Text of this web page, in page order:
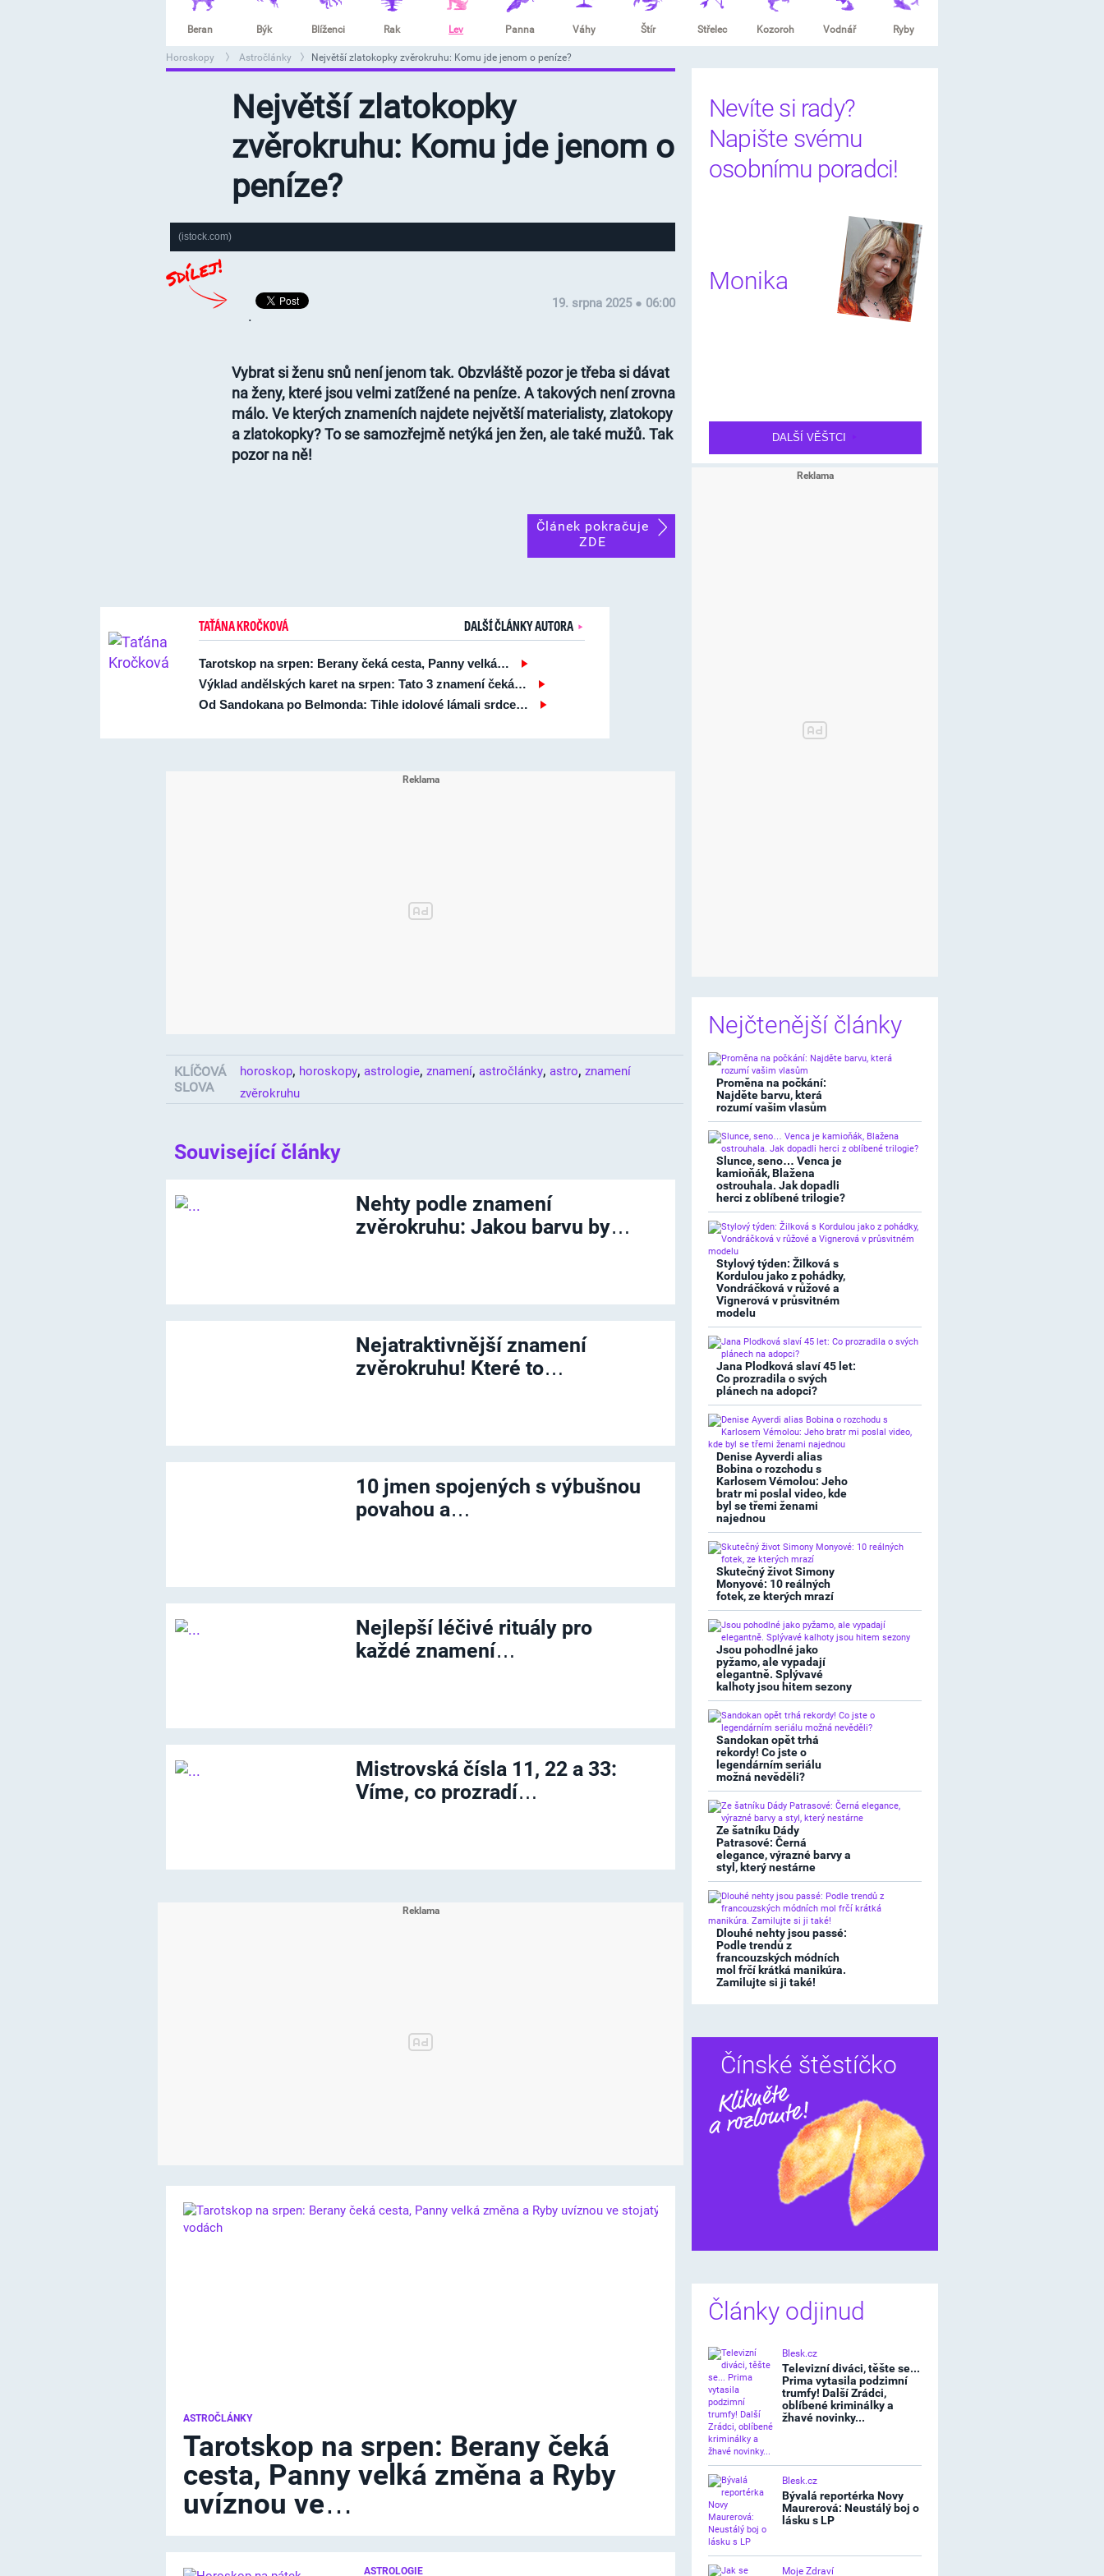
Beran Býk Blíženci Rak Lev Panna Váhy Štír Střelec Kozoroh Vodnář Ryby
Horoskopy Astročlánky Největší zlatokopky zvěrokruhu: Komu jde jenom o peníze?
Největší zlatokopky
zvěrokruhu: Komu jde jenom o
peníze?
(istock.com)
.
19. srpna 2025 ● 06:00
Vybrat si ženu snů není jenom tak. Obzvláště pozor je třeba si dávat
na ženy, které jsou velmi zatížené na peníze. A takových není zrovna
málo. Ve kterých znameních najdete největší materialisty, zlatokopy
a zlatokopky? To se samozřejmě netýká jen žen, ale také mužů. Tak
pozor na ně!
Článek pokračuje
ZDE
TAŤÁNA KROČKOVÁ DALŠÍ ČLÁNKY AUTORA
Tarotskop na srpen: Berany čeká cesta, Panny velká…
Výklad andělských karet na srpen: Tato 3 znamení čeká…
Od Sandokana po Belmonda: Tihle idolové lámali srdce…
KLÍČOVÁ
SLOVA
horoskop, horoskopy, astrologie, znamení, astročlánky, astro, znamení
zvěrokruhu
Související články
Nehty podle znamení
zvěrokruhu: Jakou barvu by…
Nejatraktivnější znamení
zvěrokruhu! Které to…
10 jmen spojených s výbušnou
povahou a…
Nejlepší léčivé rituály pro
každé znamení…
Mistrovská čísla 11, 22 a 33:
Víme, co prozradí…
ASTROČLÁNKY
Tarotskop na srpen: Berany čeká
cesta, Panny velká změna a Ryby
uvíznou ve…
ASTROLOGIE
Nevíte si rady?
Napište svému
osobnímu poradci!
Monika
DALŠÍ VĚŠTCI
Nejčtenější články
Proměna na počkání:
Najděte barvu, která
rozumí vašim vlasům
Slunce, seno… Venca je
kamioňák, Blažena
ostrouhala. Jak dopadli
herci z oblíbené trilogie?
Stylový týden: Žilková s
Kordulou jako z pohádky,
Vondráčková v růžové a
Vignerová v průsvitném
modelu
Jana Plodková slaví 45 let:
Co prozradila o svých
plánech na adopci?
Denise Ayverdi alias
Bobina o rozchodu s
Karlosem Vémolou: Jeho
bratr mi poslal video, kde
byl se třemi ženami
najednou
Skutečný život Simony
Monyové: 10 reálných
fotek, ze kterých mrazí
Jsou pohodlné jako
pyžamo, ale vypadají
elegantně. Splývavé
kalhoty jsou hitem sezony
Sandokan opět trhá
rekordy! Co jste o
legendárním seriálu
možná nevěděli?
Ze šatníku Dády
Patrasové: Černá
elegance, výrazné barvy a
styl, který nestárne
Dlouhé nehty jsou passé:
Podle trendů z
francouzských módních
mol frčí krátká manikúra.
Zamilujte si ji také!
Čínské štěstíčko
Sdílet
Články odjinud
Blesk.cz
Televizní diváci, těšte se...
Prima vytasila podzimní
trumfy! Další Zrádci,
oblíbené kriminálky a
žhavé novinky...
Blesk.cz
Bývalá reportérka Novy
Maurerová: Neustálý boj o
lásku s LP
Moje Zdraví